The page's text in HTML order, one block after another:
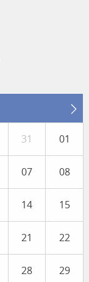
31 01
07 08
14 15
21 22
28 29